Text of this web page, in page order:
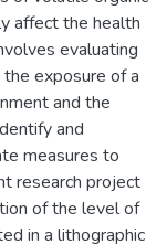
affect the health
evaluating
the exposure of a
and the
and
measures to
research project
of the level of
in a lithographic